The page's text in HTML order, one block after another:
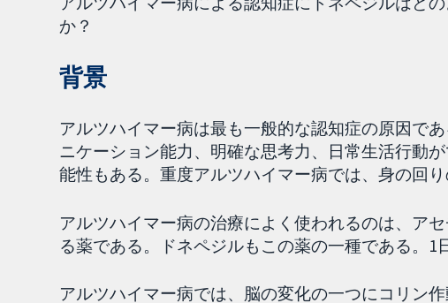
か？
背景
アルツハイマー病は最も一般的な認知症の原因で
ニケーション能力、明確な思考力、日常生活行動
能性もある。重度アルツハイマー病では、身の回
アルツハイマー病の治療によく使われるのは、ア
る薬である。ドネペジルもこの薬の一種である。1
アルツハイマー病では、脳の変化の一つにコリン